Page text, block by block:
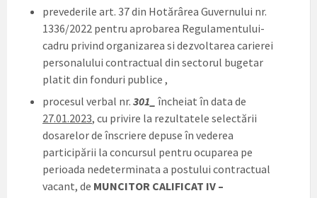
prevederile art. 37 din Hotărârea Guvernului nr.
1336/2022 pentru aprobarea Regulamentului-
cadru privind organizarea si dezvoltarea carierei
personalului contractual din sectorul bugetar
platit din fonduri publice ,
procesul verbal nr. 301_ încheiat în data de
27.01.2023, cu privire la rezultatele selectării
dosarelor de înscriere depuse în vederea
participării la concursul pentru ocuparea pe
perioada nedeterminata a postului contractual
vacant, de MUNCITOR CALIFICAT IV –